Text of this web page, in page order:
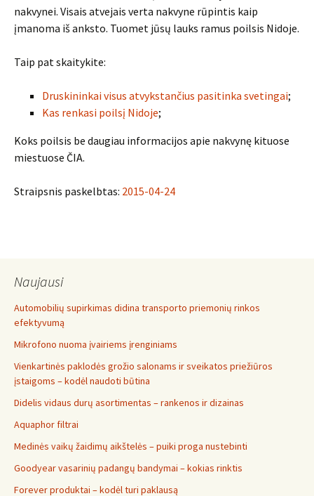
nakvynei. Visais atvejais verta nakvyne rūpintis kaip
įmanoma iš anksto. Tuomet jūsų lauks ramus poilsis Nidoje.
Taip pat skaitykite:
Druskininkai visus atvykstančius pasitinka svetingai;
Kas renkasi poilsį Nidoje;
Koks poilsis be daugiau informacijos apie nakvynę kituose
miestuose ČIA.
Straipsnis paskelbtas: 2015-04-24
Naujausi
Automobilių supirkimas didina transporto priemonių rinkos
efektyvumą
Mikrofono nuoma įvairiems įrenginiams
Vienkartinės paklodės grožio salonams ir sveikatos priežiūros
įstaigoms – kodėl naudoti būtina
Didelis vidaus durų asortimentas – rankenos ir dizainas
Aquaphor filtrai
Medinės vaikų žaidimų aikštelės – puiki proga nustebinti
Goodyear vasarinių padangų bandymai – kokias rinktis
Forever produktai – kodėl turi paklausą